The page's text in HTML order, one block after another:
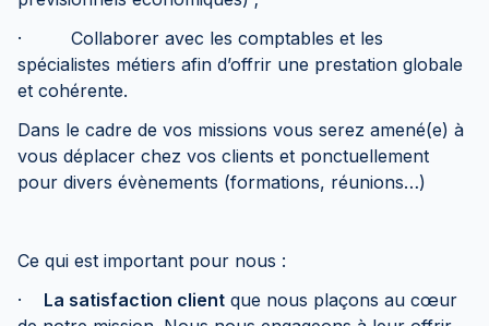
· Collaborer avec les comptables et les
spécialistes métiers afin d’offrir une prestation globale
et cohérente.
Dans le cadre de vos missions vous serez amené(e) à
vous déplacer chez vos clients et ponctuellement
pour divers évènements (formations, réunions…)
Ce qui est important pour nous :
· La satisfaction client que nous plaçons au cœur